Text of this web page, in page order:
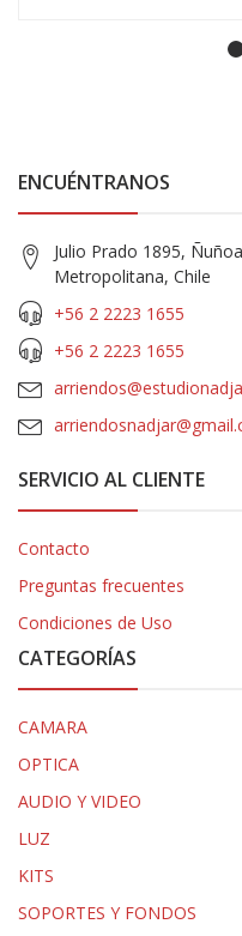
ENCUÉNTRANOS
Julio Prado 1895,
Metropolitana, Chile
+56 2 2223 1655
+56 2 2223 1655
SERVICIO AL CLIENTE
Contacto
Preguntas frecuentes
Condiciones de Uso
CATEGORÍAS
CAMARA
OPTICA
AUDIO Y VIDEO
LUZ
KITS
SOPORTES Y FONDOS